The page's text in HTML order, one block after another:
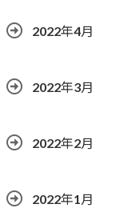
2022年4月
2022年3月
2022年2月
2022年1月